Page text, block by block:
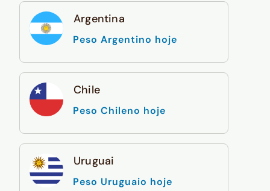
Argentina
Peso Argentino hoje
Chile
Peso Chileno hoje
Uruguai
Peso Uruguaio hoje